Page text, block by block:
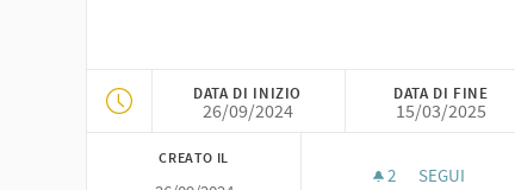
DATA DI INIZIO
26/09/2024
DATA DI FINE
15/03/2025
CREATO IL
2 2 SOSTENITORI
SEGUI